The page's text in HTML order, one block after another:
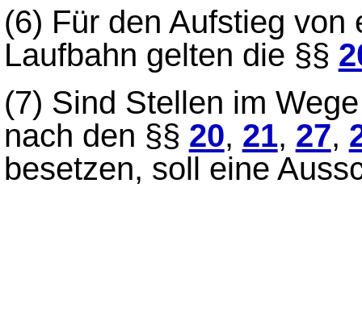
(6) Für den Aufstieg von
Laufbahn gelten die §§
(7) Sind Stellen im
nach den §§ 20, 21, 27,
besetzen, soll eine